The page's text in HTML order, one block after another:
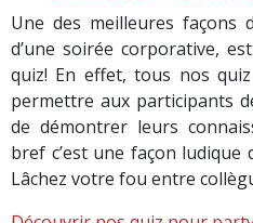
Une des meilleures façons
d’une soirée corporative,
quiz! En effet, tous nos
permettre aux participants
de démontrer leurs
bref c’est une façon ludique
Lâchez votre fou entre